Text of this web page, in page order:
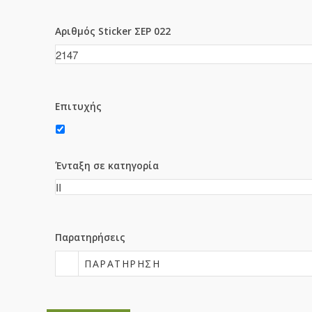
Αριθμός Sticker ΣΕΡ 022
Επιτυχής
Ένταξη σε κατηγορία
Παρατηρήσεις
ΠΑΡΑΤΉΡΗΣΗ